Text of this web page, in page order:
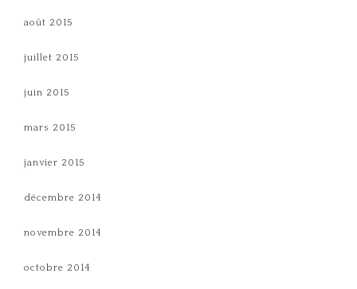
août 2015
juillet 2015
juin 2015
mars 2015
janvier 2015
décembre 2014
novembre 2014
octobre 2014